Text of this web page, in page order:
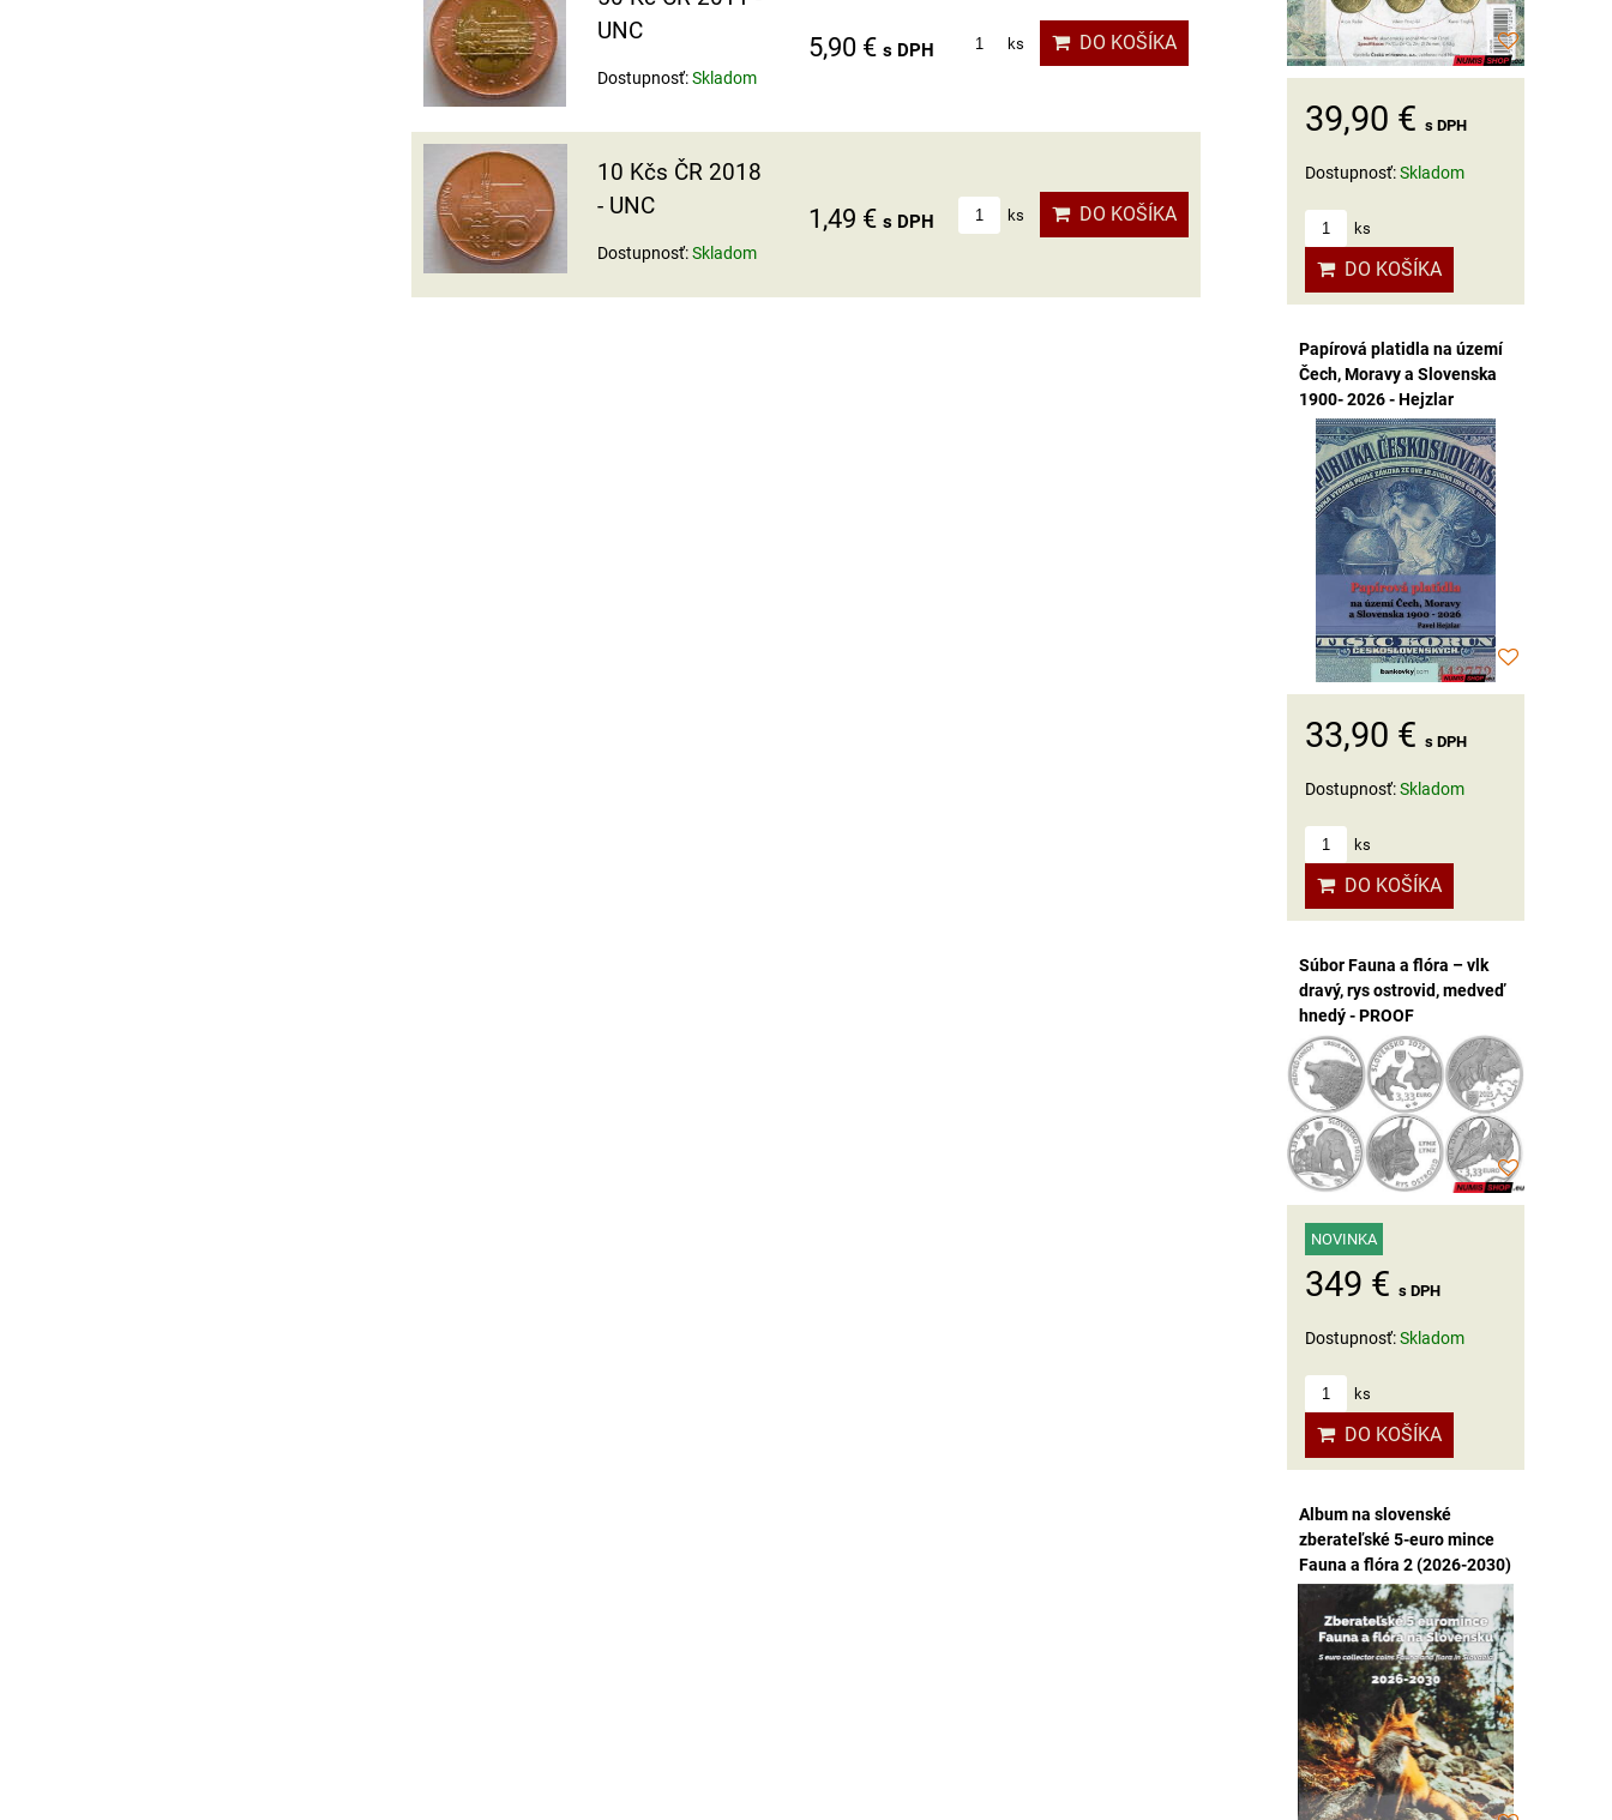
UNC
Dostupnosť:Skladom
5,90 € s DPH ks DO KOŠÍKA
10 Kčs ČR 2018
- UNC
Dostupnosť:Skladom
1,49 € s DPH ks DO KOŠÍKA
39,90 € s DPH
Dostupnosť:Skladom
ks
DO KOŠÍKA
Papírová platidla na území
Čech, Moravy a Slovenska
1900- 2026 - Hejzlar
33,90 € s DPH
Dostupnosť:Skladom
ks
DO KOŠÍKA
Súbor Fauna a flóra – vlk
dravý, rys ostrovid, medveď
hnedý - PROOF
NOVINKA
349 € s DPH
Dostupnosť:Skladom
ks
DO KOŠÍKA
Album na slovenské
zberateľské 5-euro mince
Fauna a flóra 2 (2026-2030)